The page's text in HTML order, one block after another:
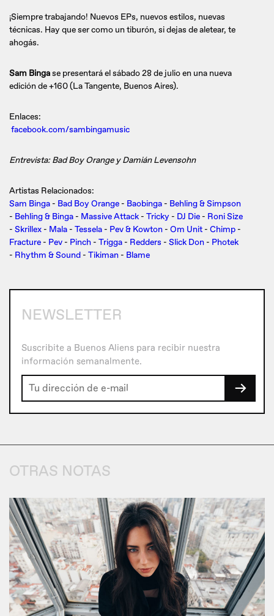
¡Siempre trabajando! Nuevos EPs, nuevos estilos, nuevas
técnicas. Hay que ser como un tiburón, si dejas de aletear, te
ahogás.
Sam Bingase presentará el sábado 28 de julio en una nueva
edición de +160 (La Tangente, Buenos Aires).
Enlaces:
facebook.com/sambingamusic
Entrevista: Bad Boy Orange y Damián Levensohn
Artistas Relacionados:
Sam Binga - Bad Boy Orange - Baobinga - Behling & Simpson
- Behling & Binga - Massive Attack - Tricky - DJ Die - Roni Size
- Skrillex - Mala - Tessela - Pev & Kowton - Om Unit - Chimp -
Fracture - Pev - Pinch - Trigga - Redders - Slick Don - Photek
- Rhythm & Sound - Tikiman - Blame
NEWSLETTER
Suscribite a Buenos Aliens para recibir nuestra
información semanalmente.
→
OTRAS NOTAS